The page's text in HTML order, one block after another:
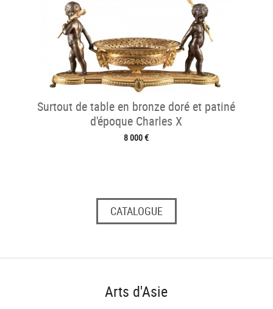
Surtout de table en bronze doré et patiné
d'époque Charles X
8 000 €
CATALOGUE
Arts d'Asie